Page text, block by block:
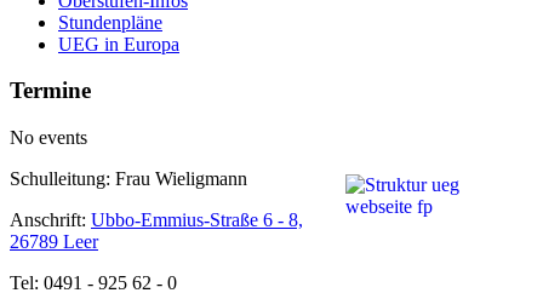
Stundenpläne
UEG in Europa
Termine
No events
Schulleitung: Frau Wieligmann
Anschrift: Ubbo-Emmius-Straße 6 - 8,
26789 Leer
Tel: 0491 - 925 62 - 0